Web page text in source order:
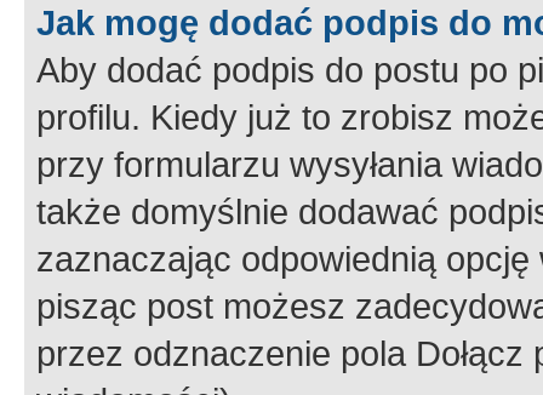
Jak mogę dodać podpis do
Aby dodać podpis do postu po
profilu. Kiedy już to zrobisz
przy formularzu wysyłania
także domyślnie dodawać
zaznaczając odpowiednią
pisząc post możesz
przez odznaczenie pola